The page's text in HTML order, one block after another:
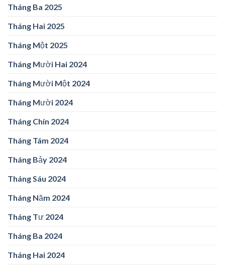
Tháng Ba 2025
Tháng Hai 2025
Tháng Một 2025
Tháng Mười Hai 2024
Tháng Mười Một 2024
Tháng Mười 2024
Tháng Chín 2024
Tháng Tám 2024
Tháng Bảy 2024
Tháng Sáu 2024
Tháng Năm 2024
Tháng Tư 2024
Tháng Ba 2024
Tháng Hai 2024